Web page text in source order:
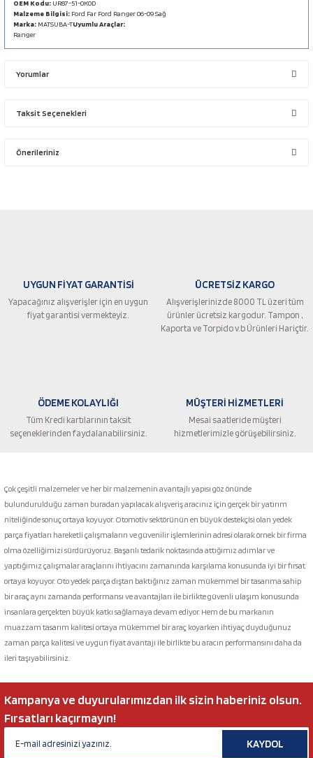
OEM Kodu: UR87-51-0K0D
Malzeme Bilgisi: Ford Far Ford Ranger 06-09 Sağ
Marka: MATSUBA-TUyumlu Araçlar:
Ranger
Yorumlar
Taksit Seçenekleri
Önerileriniz
Ürün açıklamasında eksik bilgiler bulunuyor.
Ürün bilgilerinde hatalar bulunuyor.
Ürün fiyatı diğer sitelerden daha pahalı.
Gönder
UYGUN FİYAT GARANTİSİ
Yapacağınız alışverişler için en uygun
fiyat garantisi vermekteyiz.
ÜCRETSİZ KARGO
Alışverişlerinizde 8000 TL üzeri tüm
ürünler ücretsiz kargodur. Tampon ,
Kaporta ve Torpido v.b Ürünleri Hariçtir.
ÖDEME KOLAYLIĞI
Tüm Kredi kartılarının taksit
seçeneklerinden faydalanabilirsiniz.
MÜŞTERİ HİZMETLERİ
Mesai saatleride müşteri
hizmetlerimizle görüşebilirsiniz.
Çok çeşitli malzemeler ve her bir malzemenin avantajlı yapısı göz önünde
bulundurulduğu zaman buradan yapılacak alışveriş aracınız için gerçek bir yatırım
niteliğinde sonuç ortaya koyuyor. Otomotiv sektörünün en büyük destekçisi olan yedek
parça fiyatları hareketli çalışmaların ve güvenilir işlemlerinin adresi olarak örnek bir firma
olma özelliğimizi sürdürüyoruz. Başarılı tedarik noktasında attığımız adımlar ve
yaptığımız çalışmalar araçlarını ihtiyacını zamanında karşılama konusunda iyi bir fırsat
ortaya koyuyor. Oto yedek parça dıştan baktığınız zaman mükemmel bir tasarıma sahip
bir araç aynı zamanda performansı ve avantajları ile birlikte güvenli ulaşım konusunda
insanlara gerçekten büyük katkı sağlamaya devam ediyor. Hem de bu markanın
muazzam tasarım kalitesi ortaya mükemmel bir araç koyarken ihtiyaç duyduğunuz
zaman parça kalitesi ve uygun fiyat avantajı ile birlikte bu aracın performansını daha da
ileri taşıyabilirsiniz.
Kampanya ve duyurularımızdan ilk sizin haberiniz olsun.
Fırsatları kaçırmayın!
KAYDOL